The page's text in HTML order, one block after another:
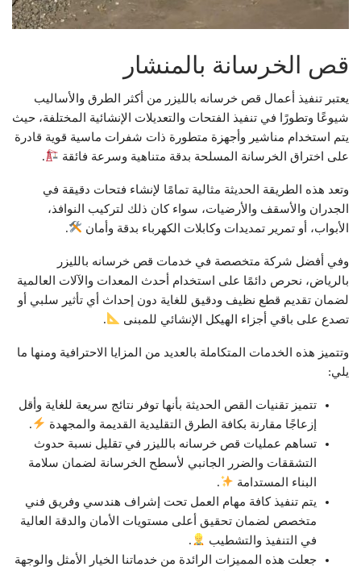
قص الخرسانة بالمنشار
يعتبر تنفيذ أعمال قص خرسانه بالليزر من أكثر الطرق والأساليب
شيوعًا وتطورًا في تنفيذ الفتحات والتعديلات الإنشائية المختلفة، حيث
يتم استخدام مناشير وأجهزة متطورة ذات شفرات ماسية قوية قادرة
على اختراق الخرسانة المسلحة بدقة متناهية وسرعة فائقة
.
وتعد هذه الطريقة الحديثة مثالية تمامًا لإنشاء فتحات دقيقة في
الجدران والأسقف والأرضيات، سواء كان ذلك لتركيب النوافذ،
الأبواب، أو تمرير تمديدات وكابلات الكهرباء بدقة وأمان
.
وفي أفضل شركة متخصصة في خدمات قص خرسانه بالليزر
بالرياض، نحرص دائمًا على استخدام أحدث المعدات والآلات العالمية
لضمان تقديم قطع نظيف ودقيق للغاية دون إحداث أي تأثير سلبي أو
تصدع على باقي أجزاء الهيكل الإنشائي للمبنى
.
وتتميز هذه الخدمات المتكاملة بالعديد من المزايا الاحترافية ومنها ما
يلي:
تتميز تقنيات القص الحديثة بأنها توفر نتائج سريعة للغاية وأقل
إزعاجًا مقارنة بكافة الطرق التقليدية القديمة والمجهدة
.
تساهم عمليات قص خرسانه بالليزر في تقليل نسبة حدوث
التشققات والضرر الجانبي لأسطح الخرسانة لضمان سلامة
البناء المستدامة
.
يتم تنفيذ كافة مهام العمل تحت إشراف هندسي وفريق فني
متخصص لضمان تحقيق أعلى مستويات الأمان والدقة العالية
في التنفيذ والتشطيب
.
جعلت هذه المميزات الرائدة من خدماتنا الخيار الأمثل والوجهة